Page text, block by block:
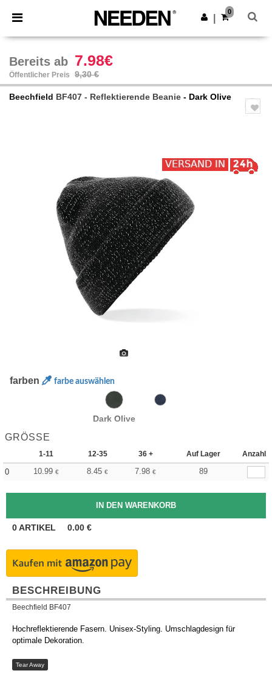
× Needen App
Bessere Preise in der App!
App holen
0
Bereits ab 7.98€
Öffentlicher Preis 9,30 €
Beechfield BF407 - Reflektierende Beanie - Dark Olive
farben farbe auswählen
Dark Olive
GRÖSSE
1-11 12-35 36 + Auf Lager Anzahl
0 10.99 € 8.45 € 7.98 € 89
0ARTIKEL 0.00 €
BESCHREIBUNG
Beechfield BF407
Hochreflektierende Fasern. Unisex-Styling. Umschlagdesign für
optimale Dekoration.
Tear Away